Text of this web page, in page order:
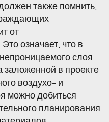
также помнить,
от
означает, что в
слоя
заложенной в проекте
воздухо- и
можно добиться
планирования